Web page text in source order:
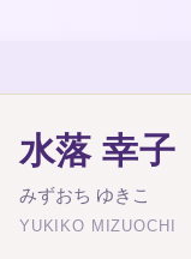
水落 幸子
みずおち ゆきこ
YUKIKO MIZUOCHI